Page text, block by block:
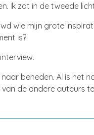
Ik zat in de tweede
wie mijn grote
is?
naar beneden. Al is het
de andere auteurs